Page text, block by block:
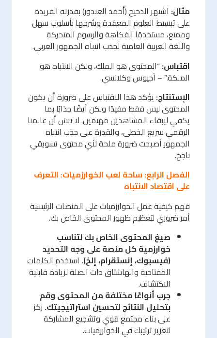
مثال: اشتهر الدحيح (أحمد الغندور) بقدرته الفريدة
على تبسيط العلوم المعقدة وشرحها بأسلوب سهل
وممتع، مستخدمًا الفكاهة والرسوم المتحركة
واللغة العربية العامية لجذب انتباه الجمهور العربي.
اقتباس:“المحتوى هو الملك، ولكن الانتباه هو
الملكة.” – أجيوس وكلانسي.
الإستنتاج: يؤكد هذا الاقتباس على ضرورة أن يكون
المحتوى ليس فقط مفيدًا ولكن أيضًا جذابًا بما
يكفي لإبقاء المشاهدين مهتمين. لا تنسَ أن عالمنا
الرقمي سريع الخطى، والقدرة على جذب انتباه
الجمهور أصبحت ضرورة ملحة لأي محتوى تسويقي
ناجح.
الفصل الرابع: ساحة لعب الخوارزميات: التعرف
على اقتصاد الانتباه
فهم كيفية عمل الخوارزميات على المنصات الرئيسية
أمر ضروري لتعظيم ظهور المحتوى الخاص بك.
صيغ المحتوى الخاص بك لتناسب
خوارزمية كل منصة على وجه التحديد
(فيسبوك، إنستقرام، إلخ). استخدم الكلمات
المفتاحية والهاشتاق ذات الصلة لزيادة قابلية
الاكتشاف.
جرب أنواعًا مختلفة من المحتوى وقم
بتحليل النتائج لتحسين استراتيجيتك. ركز
على بناء مجتمع قوي وتشجيع المشاركة
لتعزيز ترتيبك في الخوارزميات.